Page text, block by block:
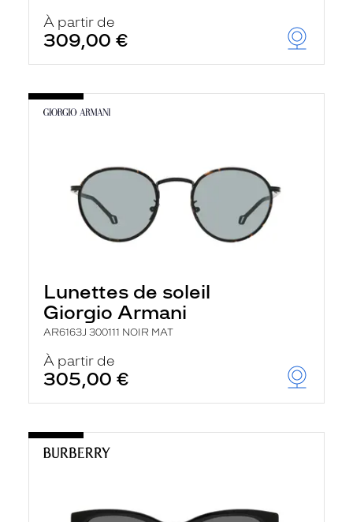
À partir de
309,00 €
Lunettes de soleil
Giorgio Armani
AR6163J 300111 NOIR MAT
À partir de
305,00 €